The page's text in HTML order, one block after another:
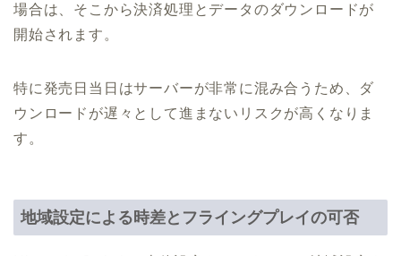
場合は、そこから決済処理とデータのダウンロードが
開始されます。
特に発売日当日はサーバーが非常に混み合うため、ダ
ウンロードが遅々として進まないリスクが高くなりま
す。
地域設定による時差とフライングプレイの可否